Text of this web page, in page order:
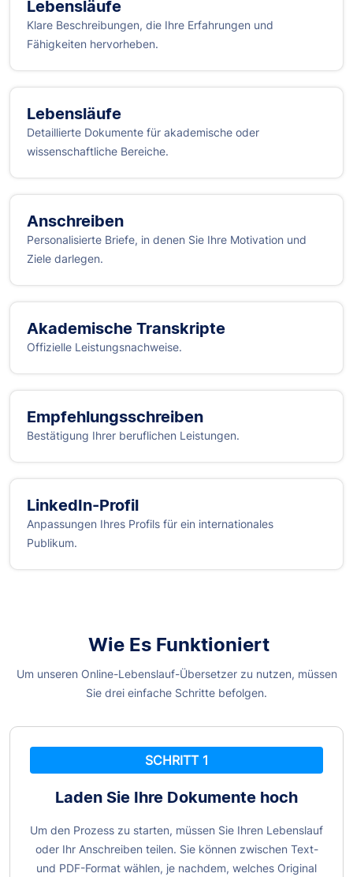
Lebensläufe
Klare Beschreibungen, die Ihre Erfahrungen und
Fähigkeiten hervorheben.
Lebensläufe
Detaillierte Dokumente für akademische oder
wissenschaftliche Bereiche.
Anschreiben
Personalisierte Briefe, in denen Sie Ihre Motivation und
Ziele darlegen.
Akademische Transkripte
Offizielle Leistungsnachweise.
Empfehlungsschreiben
Bestätigung Ihrer beruflichen Leistungen.
LinkedIn-Profil
Anpassungen Ihres Profils für ein internationales
Publikum.
Wie Es Funktioniert
Um unseren Online-Lebenslauf-Übersetzer zu nutzen, müssen
Sie drei einfache Schritte befolgen.
SCHRITT 1
Laden Sie Ihre Dokumente hoch
Um den Prozess zu starten, müssen Sie Ihren Lebenslauf
oder Ihr Anschreiben teilen. Sie können zwischen Text-
und PDF-Format wählen, je nachdem, welches Original